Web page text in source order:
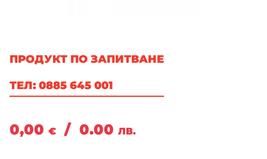
ПРОДУКТ ПО ЗАПИТВАНЕ
ТЕЛ: 0885 645 001
0,00 € / 0.00 ЛВ.